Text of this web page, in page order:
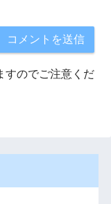
すのでご注意くだ